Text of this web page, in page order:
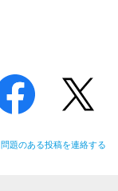
問題のある投稿を連絡する